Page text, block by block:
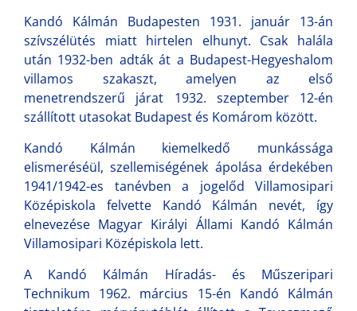
Kandó Kálmán Budapesten 1931. január 13-án
szívszélütés miatt hirtelen elhunyt. Csak halála
után 1932-ben adták át a Budapest-Hegyeshalom
villamos szakaszt, amelyen az első
menetrendszerű járat 1932. szeptember 12-én
szállított utasokat Budapest és Komárom között.
Kandó Kálmán kiemelkedő munkássága
elismeréséül, szellemiségének ápolása érdekében
1941/1942-es tanévben a jogelőd Villamosipari
Középiskola felvette Kandó Kálmán nevét, így
elnevezése Magyar Királyi Állami Kandó Kálmán
Villamosipari Középiskola lett.
A Kandó Kálmán Híradás- és Műszeripari
Technikum 1962. március 15-én Kandó Kálmán